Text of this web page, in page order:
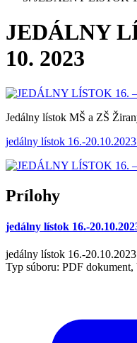
JEDÁLNY
10. 2023
Jedálny lístok MŠ a ZŠ
jedálny lístok 16.-
Prílohy
jedálny lístok 16.-
jedálny lístok 16.-
Typ súboru: PDF